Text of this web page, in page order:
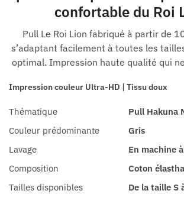
confortable du Roi
Pull Le Roi Lion fabriqué à partir de
s’adaptant facilement à toutes les
optimal. Impression haute qualité qui
Impression couleur Ultra-HD | Tissu doux
Thématique
Pull Hakuna
Couleur prédominante
Gris
Lavage
En machine
Composition
Coton
Tailles disponibles
De la taille S